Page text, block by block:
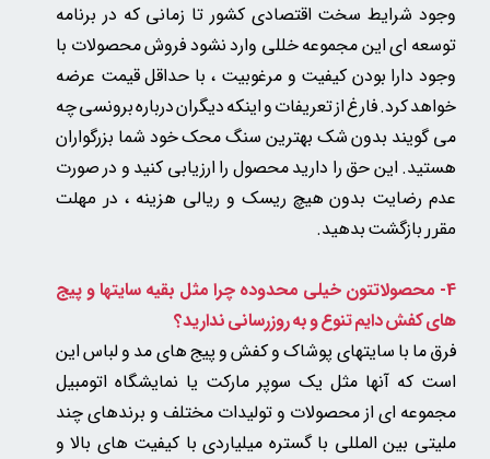
وجود شرایط سخت اقتصادی کشور تا زمانی که در برنامه
توسعه ای این مجموعه خللی وارد نشود فروش محصولات با
وجود دارا بودن کیفیت و مرغوبیت ، با حداقل قیمت عرضه
خواهد کرد. فارغ از تعریفات و اینکه دیگران درباره برونسی چه
می گویند بدون شک بهترین سنگ محک خود شما بزرگواران
هستید. این حق را دارید محصول را ارزیابی کنید و در صورت
عدم رضایت بدون هیچ ریسک و ریالی هزینه ، در مهلت
مقرر بازگشت بدهید.
4- محصولاتتون خیلی محدوده چرا مثل بقیه سایتها و پیج
های کفش دایم تنوع و به روزرسانی ندارید؟
فرق ما با سایتهای پوشاک و کفش و پیج های مد و لباس این
است که آنها مثل یک سوپر مارکت یا نمایشگاه اتومبیل
مجموعه ای از محصولات و تولیدات مختلف و برندهای چند
ملیتی بین المللی با گستره میلیاردی با کیفیت های بالا و